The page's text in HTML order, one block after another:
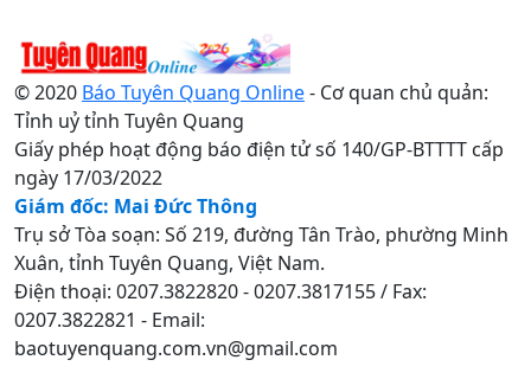
© 2020 Báo Tuyên Quang Online- Cơ quan chủ quản:
Tỉnh uỷ tỉnh Tuyên Quang
Giấy phép hoạt động báo điện tử số 140/GP-BTTTT cấp
ngày 17/03/2022
Giám đốc: Mai Đức Thông
Trụ sở Tòa soạn: Số 219, đường Tân Trào, phường Minh
Xuân, tỉnh Tuyên Quang, Việt Nam.
Điện thoại: 0207.3822820 - 0207.3817155 / Fax:
0207.3822821 - Email:
baotuyenquang.com.vn@gmail.com